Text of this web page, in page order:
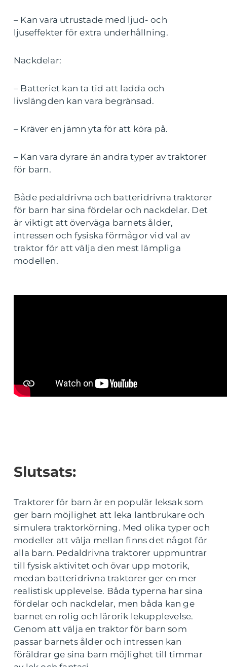
– Kan vara utrustade med ljud- och
ljuseffekter för extra underhållning.
Nackdelar:
– Batteriet kan ta tid att ladda och
livslängden kan vara begränsad.
– Kräver en jämn yta för att köra på.
– Kan vara dyrare än andra typer av traktorer
för barn.
Både pedaldrivna och batteridrivna traktorer
för barn har sina fördelar och nackdelar. Det
är viktigt att överväga barnets ålder,
intressen och fysiska förmågor vid val av
traktor för att välja den mest lämpliga
modellen.
Slutsats:
Traktorer för barn är en populär leksak som
ger barn möjlighet att leka lantbrukare och
simulera traktorkörning. Med olika typer och
modeller att välja mellan finns det något för
alla barn. Pedaldrivna traktorer uppmuntrar
till fysisk aktivitet och övar upp motorik,
medan batteridrivna traktorer ger en mer
realistisk upplevelse. Båda typerna har sina
fördelar och nackdelar, men båda kan ge
barnet en rolig och lärorik lekupplevelse.
Genom att välja en traktor för barn som
passar barnets ålder och intressen kan
föräldrar ge sina barn möjlighet till timmar